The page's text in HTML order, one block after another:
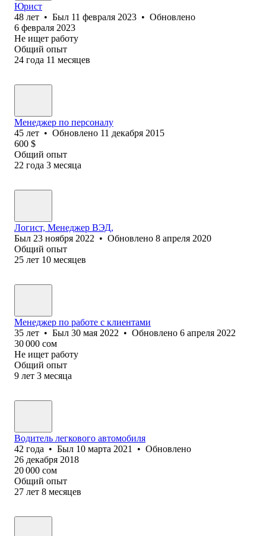
Юрист
48 лет • Был 11 февраля 2023 • Обновлено
6 февраля 2023
Не ищет работу
Общий опыт
24 года 11 месяцев
Менеджер по персоналу
45 лет • Обновлено 11 декабря 2015
600 $
Общий опыт
22 года 3 месяца
Логист, Менеджер ВЭД,
Был 23 ноября 2022 • Обновлено 8 апреля 2020
Общий опыт
25 лет 10 месяцев
Менеджер по работе с клиентами
35 лет • Был 30 мая 2022 • Обновлено 6 апреля 2022
30 000 сом
Не ищет работу
Общий опыт
9 лет 3 месяца
Водитель легкового автомобиля
42 года • Был 10 марта 2021 • Обновлено
26 декабря 2018
20 000 сом
Общий опыт
27 лет 8 месяцев